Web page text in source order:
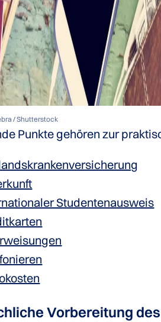
/ Shutterstock
Punkte gehören zur
Studentenausweis
Vorbereitung